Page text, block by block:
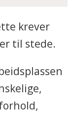
krever
til stede.